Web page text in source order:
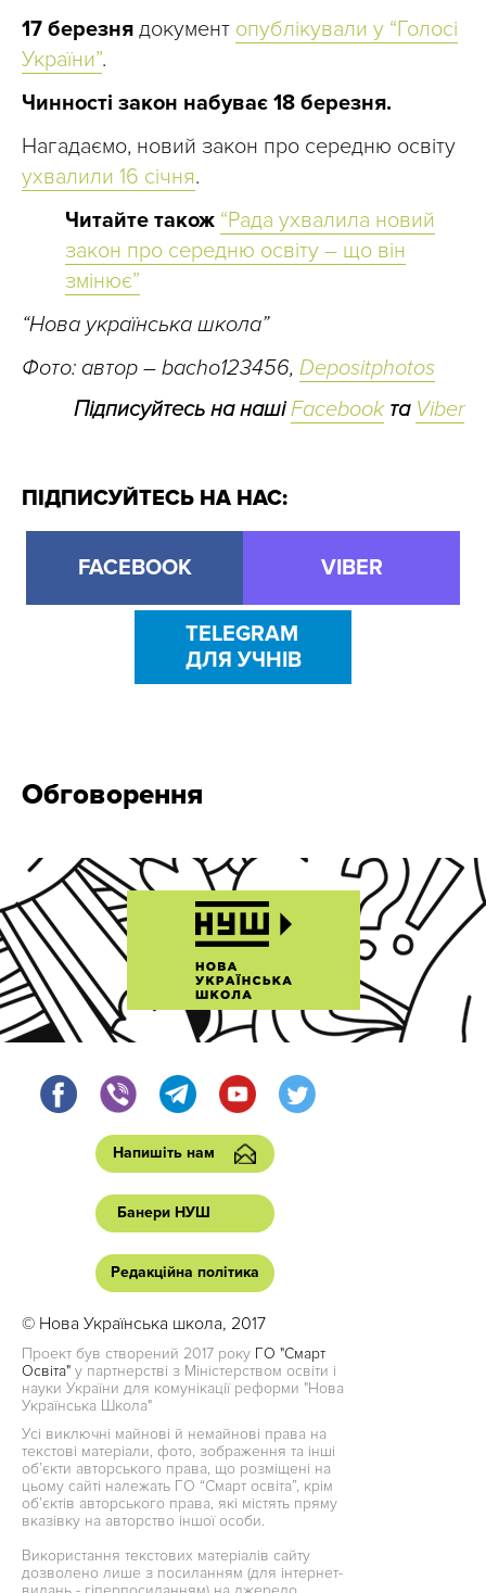
17 березня документ опублікували у “Голосі
України”.
Чинності закон набуває 18 березня.
Нагадаємо, новий закон про середню освіту
ухвалили 16 січня.
Читайте також “Рада ухвалила новий
закон про середню освіту – що він
змінює”
“Нова українська школа”
Фото: автор – bacho123456, Depositphotos
Підписуйтесь на нашіFacebookта Viber
ПІДПИСУЙТЕСЬ НА НАС:
FACEBOOK VIBER
TELEGRAM
ДЛЯ УЧНІВ
Обговорення
Напишіть нам
Банери НУШ
Редакційна політика
© Нова Українська школа, 2017
Проект був створений 2017 року ГО "Смарт
Освіта" у партнерстві з Міністерством освіти і
науки України для комунікації реформи "Нова
Українська Школа"
Усі виключні майнові й немайнові права на
текстові матеріали, фото, зображення та інші
об’єкти авторського права, що розміщені на
цьому сайті належать ГО “Смарт освіта”, крім
об’єктів авторського права, які містять пряму
вказівку на авторство іншої особи.
Використання текстових матеріалів сайту
дозволено лише з посиланням (для інтернет-